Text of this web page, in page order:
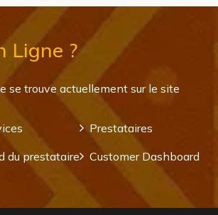
Ligne ?
se trouve actuellement sur le site
Prestataires
du prestataire
Customer Dashboard